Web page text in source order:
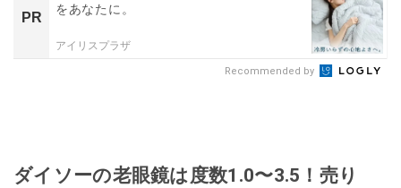
PR
をあなたに。
アイリスプラザ
Recommended by
ダイソーの老眼鏡は度数1.0〜3.5！売り